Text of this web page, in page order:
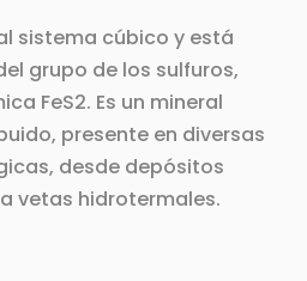
sistema cúbico y está
grupo de los sulfuros,
FeS2. Es un mineral
presente en diversas
desde depósitos
vetas hidrotermales.